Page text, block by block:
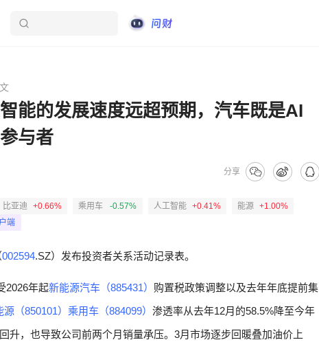
能的发展速度远超预期，汽车既是AI
与者
分享
比亚迪 +0.66% 乘用车 -0.57% 人工智能 +0.41% 能源 +1.00%
端
002594.SZ）发布投资者关系活动记录表。
2026年起新能源汽车（885431） 购置税政策调整以及去年年底提前集
源（850101） 乘用车（884099） 渗透率从去年12月的58.5%降至今年
升，也导致公司前两个月销量承压。3月市场逐步回暖叠加油价上